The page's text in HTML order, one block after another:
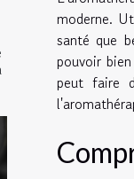
moderne.
santé que
pouvoir
peut faire